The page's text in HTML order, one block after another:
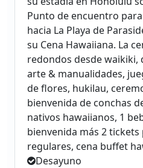
Punto de encuentro
hacia La Playa de
su Cena Hawaiiana. La
redondos desde waikiki,
arte & manualidades,
de flores, hukilau,
bienvenida de conchas
nativos hawaiianos, 1
bienvenida más 2 tickets
regulares, cena buffet
Desayuno